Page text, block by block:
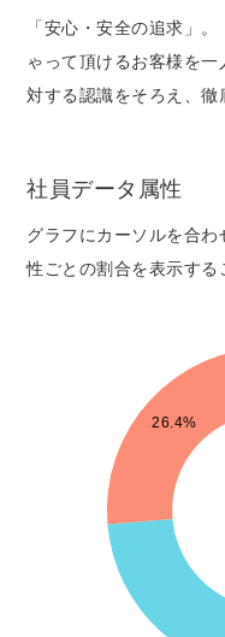
「安心・安全の追求」
ゃって頂けるお客様を
対する認識をそろえ、徹
社員データ属性
グラフにカーソルを合
性ごとの割合を表示する
26.4%